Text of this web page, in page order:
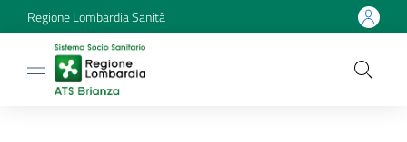
Regione Lombardia Sanità